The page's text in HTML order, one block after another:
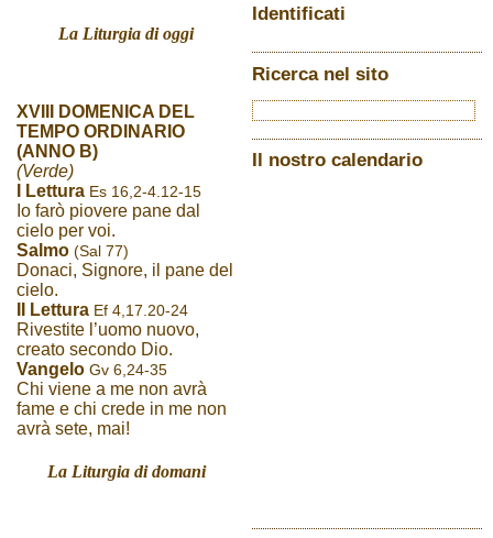
La Liturgia di oggi
XVIII DOMENICA DEL
TEMPO ORDINARIO
(ANNO B)
(Verde)
I Lettura Es 16,2-4.12-15
Io farò piovere pane dal
cielo per voi.
Salmo (Sal 77)
Donaci, Signore, il pane del
cielo.
II Lettura Ef 4,17.20-24
Rivestite l’uomo nuovo,
creato secondo Dio.
Vangelo Gv 6,24-35
Chi viene a me non avrà
fame e chi crede in me non
avrà sete, mai!
La Liturgia di domani
Identificati
Ricerca nel sito
Il nostro calendario